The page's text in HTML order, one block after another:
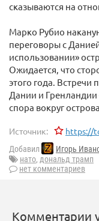
сказываются на
Марко Рубио
переговоры с
использовании»
Ожидается, что
этого года. Встречи
Дании и
спора вокруг
Источник: https://
Добавил Игорь
нато, дональд трамп
нет комментариев
Комментарии